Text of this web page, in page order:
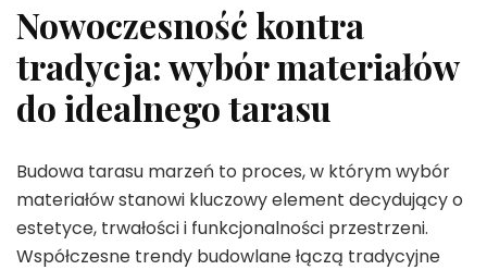
Nowoczesność kontra
tradycja: wybór materiałów
do idealnego tarasu
Budowa tarasu marzeń to proces, w którym wybór
materiałów stanowi kluczowy element decydujący o
estetyce, trwałości i funkcjonalności przestrzeni.
Współczesne trendy budowlane łączą tradycyjne